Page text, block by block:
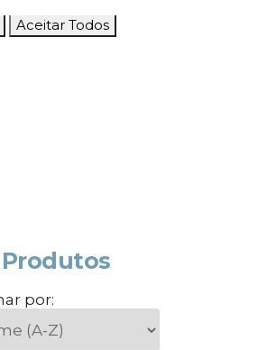
Aceitar Todos
Produtos
por: